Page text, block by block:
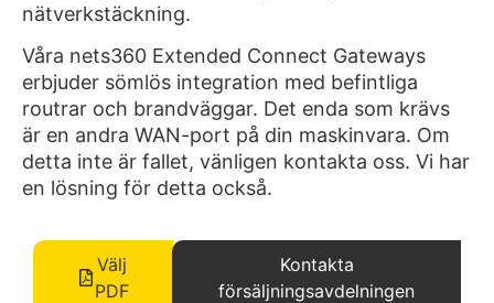
nätverkstäckning.
Våra nets360 Extended Connect Gateways
erbjuder sömlös integration med befintliga
routrar och brandväggar. Det enda som krävs
är en andra WAN-port på din maskinvara. Om
detta inte är fallet, vänligen kontakta oss. Vi har
en lösning för detta också.
Välj
PDF
Kontakta
försäljningsavdelningen